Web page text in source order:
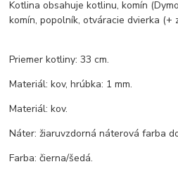
Kotlina obsahuje kotlinu, komín
komín, popolník, otváracie dvierka (+
Priemer kotliny: 33 cm.
Materiál: kov, hrúbka: 1 mm.
Materiál: kov.
Náter: žiaruvzdorná náterová farba
Farba: čierna/šedá.